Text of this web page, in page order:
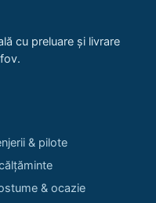
cu preluare și livrare
& pilote
& ocazie